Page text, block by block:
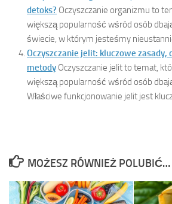
detoks? Oczyszczanie organizmu to
większą popularność wśród osób
świecie, w którym jesteśmy
Oczyszczanie jelit: kluczowe zasady,
metody Oczyszczanie jelit to temat,
większą popularność wśród osób
Właściwe funkcjonowanie jelit jest
MOŻESZ RÓWNIEŻ POLUBIĆ…